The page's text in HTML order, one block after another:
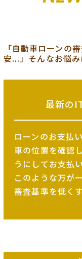
「自動車ローンの
安...」そんなお悩
最新の
ローンのお支払
車の位置を確認し
うにしてお支払
このような万が
審査基準を低く